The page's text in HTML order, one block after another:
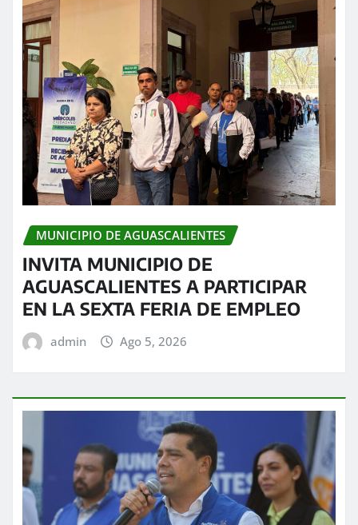
MUNICIPIO DE AGUASCALIENTES
INVITA MUNICIPIO DE
AGUASCALIENTES A PARTICIPAR
EN LA SEXTA FERIA DE EMPLEO
admin Ago 5, 2026